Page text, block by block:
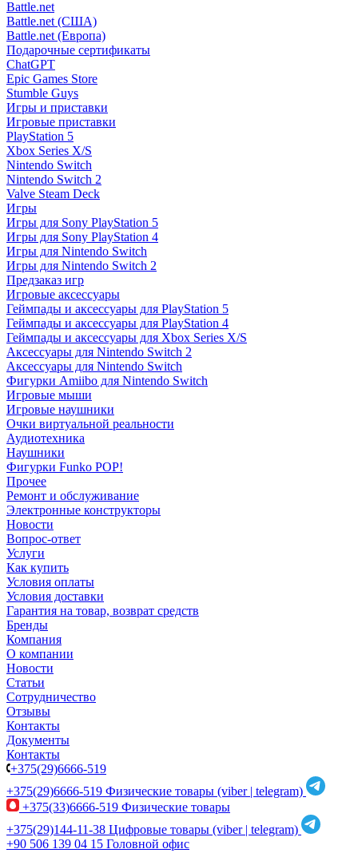
Battle.net
Battle.net (США)
Battle.net (Европа)
Подарочные сертификаты
ChatGPT
Epic Games Store
Stumble Guys
Игры и приставки
Игровые приставки
PlayStation 5
Xbox Series X/S
Nintendo Switch
Nintendo Switch 2
Valve Steam Deck
Игры
Игры для Sony PlayStation 5
Игры для Sony PlayStation 4
Игры для Nintendo Switch
Игры для Nintendo Switch 2
Предзаказ игр
Игровые аксессуары
Геймпады и аксессуары для PlayStation 5
Геймпады и аксессуары для PlayStation 4
Геймпады и аксессуары для Xbox Series X/S
Аксессуары для Nintendo Switch 2
Аксессуары для Nintendo Switch
Фигурки Amiibo для Nintendo Switch
Игровые мыши
Игровые наушники
Очки виртуальной реальности
Аудиотехника
Наушники
Фигурки Funko POP!
Прочее
Ремонт и обслуживание
Электронные конструкторы
Новости
Вопрос-ответ
Услуги
Как купить
Условия оплаты
Условия доставки
Гарантия на товар, возврат средств
Бренды
Компания
О компании
Новости
Статьи
Сотрудничество
Отзывы
Контакты
Документы
Контакты
+375(29)6666-519
+375(29)6666-519 Физические товары (viber | telegram)
+375(33)6666-519 Физические товары
+375(29)144-11-38 Цифровые товары (viber | telegram)
+90 506 139 04 15 Головной офис